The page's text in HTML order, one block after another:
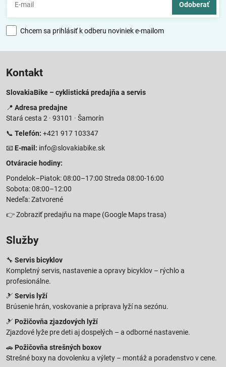
Odoberať
Chcem sa prihlásiť k odberu noviniek e-mailom
Kontakt
SlovakiaBike – cyklistická predajňa a servis
📍 Adresa predajne
Stará cesta 2 · 93101 · Šamorín
📞 Telefón: +421 917 103347
📧 E-mail: info@slovakiabike.sk
Otváracie hodiny:
Pondelok–Piatok: 08:00–17:00 Streda 08:00-16:00
Sobota: 08:00–12:00
Nedeľa: Zatvorené
👉Zobraziť predajňu na mape (Google Maps trasa)
Služby
🔧 Servis bicyklov
Kompletný servis, nastavenie a opravy bicyklov – rýchlo a
profesionálne.
🎿 Servis lyží
Brúsenie hrán, voskovanie a príprava lyží na sezónu.
🎿 Požičovňa zjazdových lyží
Zjazdové lyže pre deti aj dospelých – a odborné nastavenie.
🚗 Požičovňa strešných boxov
Strešné boxy na dovolenku a výlety – montáž a poradenstvo v cene.